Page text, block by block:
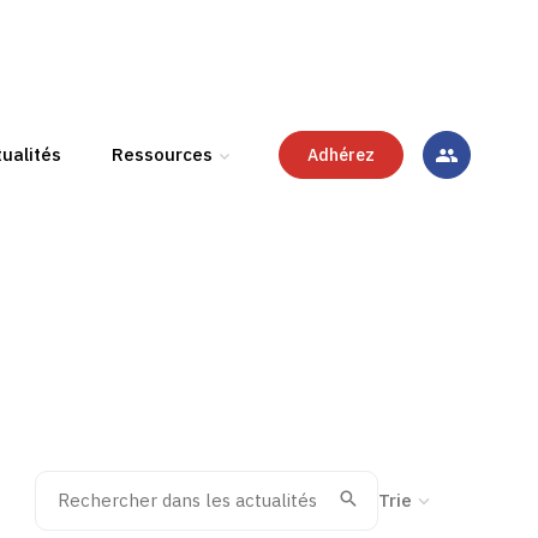
Ressources Adhérez
Recherche
ValiderTrier la recherche